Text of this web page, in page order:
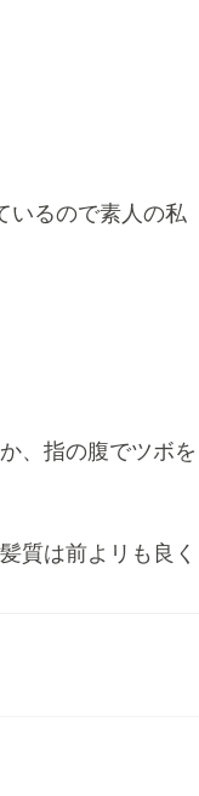
いるので素人の私
、指の腹でツボを
質は前よリも良く